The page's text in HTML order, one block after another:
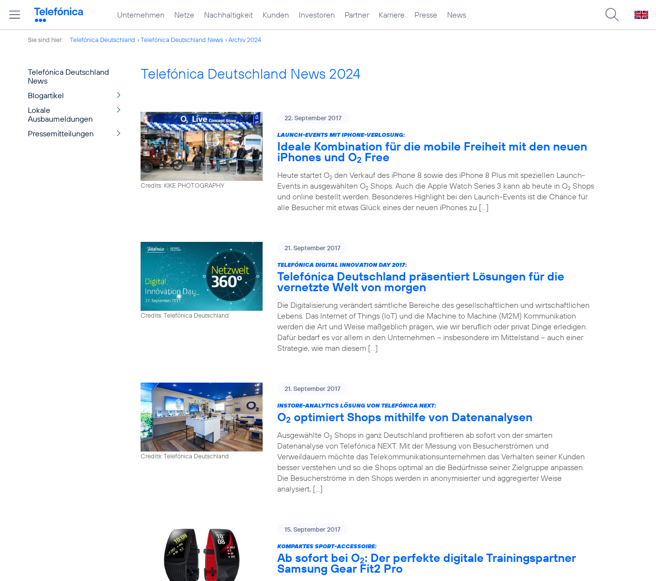
Unternehmen Netze Nachhaltigkeit Kunden Investoren Partner Karriere Presse News
Sie sind hier: Telefónica Deutschland Telefónica Deutschland News Archiv 2024
Telefónica Deutschland
News
Blogartikel
Lokale
Ausbaumeldungen
Pressemitteilungen
Telefónica Deutschland News 2024
Credits: KIKE PHOTOGRAPHY
22. September 2017
LAUNCH-EVENTS MIT IPHONE-VERLOSUNG:
Ideale Kombination für die mobile Freiheit mit den neuen
iPhones und O2 Free
Heute startet O2 den Verkauf des iPhone 8 sowie des iPhone 8 Plus mit speziellen Launch-
Events in ausgewählten O2 Shops. Auch die Apple Watch Series 3 kann ab heute in O2 Shops
und online bestellt werden. Besonderes Highlight bei den Launch-Events ist die Chance für
alle Besucher mit etwas Glück eines der neuen iPhones zu […]
Credits: Telefónica Deutschland
21. September 2017
TELEFÓNICA DIGITAL INNOVATION DAY 2017:
Telefónica Deutschland präsentiert Lösungen für die
vernetzte Welt von morgen
Die Digitalisierung verändert sämtliche Bereiche des gesellschaftlichen und wirtschaftlichen
Lebens. Das Internet of Things (IoT) und die Machine to Machine (M2M) Kommunikation
werden die Art und Weise maßgeblich prägen, wie wir beruflich oder privat Dinge erledigen.
Dafür bedarf es vor allem in den Unternehmen – insbesondere im Mittelstand – auch einer
Strategie, wie man diesem […]
Credits: Telefónica Deutschland
21. September 2017
INSTORE-ANALYTICS LÖSUNG VON TELEFÓNICA NEXT:
O2 optimiert Shops mithilfe von Datenanalysen
Ausgewählte O2 Shops in ganz Deutschland profitieren ab sofort von der smarten
Datenanalyse von Telefónica NEXT. Mit der Messung von Besucherströmen und
Verweildauern möchte das Telekommunikationsunternehmen das Verhalten seiner Kunden
besser verstehen und so die Shops optimal an die Bedürfnisse seiner Zielgruppe anpassen.
Die Besucherströme in den Shops werden in anonymisierter und aggregierter Weise
analysiert, […]
15. September 2017
KOMPAKTES SPORT-ACCESSOIRE:
Ab sofort bei O2: Der perfekte digitale Trainingspartner
Samsung Gear Fit2 Pro